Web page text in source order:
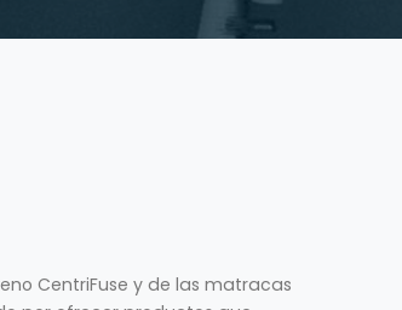
CentriFuse y de las matracas